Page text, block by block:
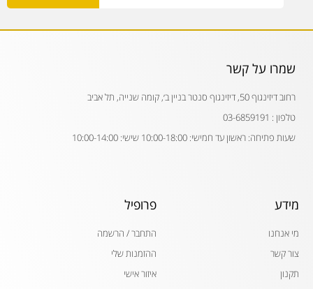
שמרו על קשר
רחוב דיזינגוף 50, דיזינגוף סנטר בניין ב׳, קומה שנייה, תל אביב
טלפון : 03-6859191
שעות פתיחה: ראשון עד חמישי: 10:00-18:00 שישי: 10:00-14:00
מידע
מי אנחנו
צור קשר
תקנון
פרופיל
התחבר / הרשמה
ההזמנות שלי
איזור אישי